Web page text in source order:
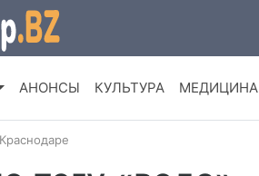
АНОНСЫ КУЛЬТУРА МЕДИЦИНА